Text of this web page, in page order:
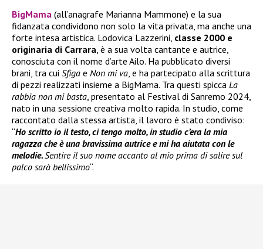
BigMama (all’anagrafe Marianna Mammone) e la sua
fidanzata condividono non solo la vita privata, ma anche una
forte intesa artistica. Lodovica Lazzerini, classe 2000 e
originaria di Carrara, è a sua volta cantante e autrice,
conosciuta con il nome d’arte Ailo. Ha pubblicato diversi
brani, tra cui Sfiga e Non mi va, e ha partecipato alla scrittura
di pezzi realizzati insieme a BigMama. Tra questi spicca La
rabbia non mi basta, presentato al Festival di Sanremo 2024,
nato in una sessione creativa molto rapida. In studio, come
raccontato dalla stessa artista, il lavoro è stato condiviso:
“Ho scritto io il testo, ci tengo molto, in studio c’era la mia
ragazza che è una bravissima autrice e mi ha aiutata con le
melodie.Sentire il suo nome accanto al mio prima di salire sul
palco sarà bellissimo“.